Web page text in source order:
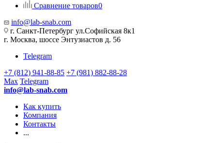
Сравнение товаров0
info@lab-snab.com
г. Санкт-Петербург ул.Софийская 8к1
г. Москва, шоссе Энтузиастов д. 56
Telegram
+7 (812) 941-88-85 +7 (981) 882-88-28
Max Telegram
info@lab-snab.com
Как купить
Компания
Контакты
...